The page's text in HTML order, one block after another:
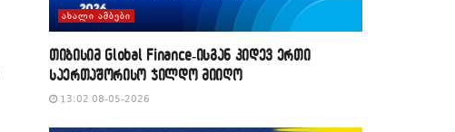
ᲐᲮᲐᲚᲘ ᲐᲛᲑᲔᲑᲘ
თიბისიმ Global Finance-ისგან კიდევ ერთი
საერთაშორისო ჯილდო მიიღო
13:02 08-05-2026